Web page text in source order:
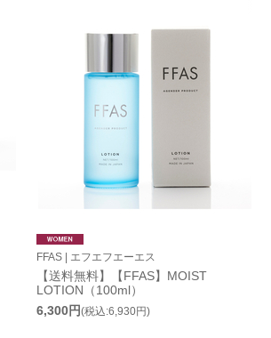
FFAS | エフエフエーエス
【送料無料】【FFAS】MOIST
LOTION（100ml）
6,300円(税込:6,930円)